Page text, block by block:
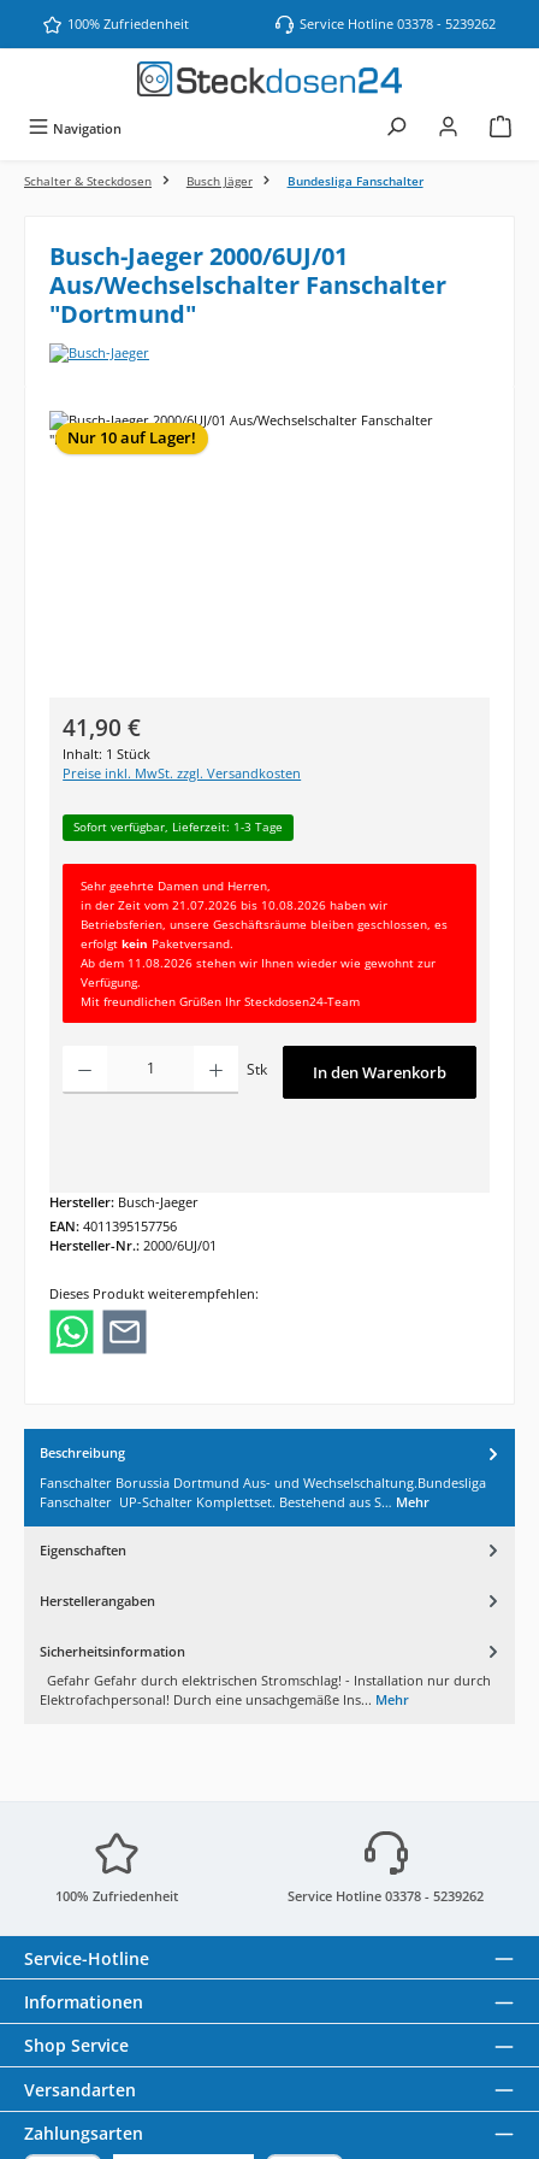
Zum Hauptinhalt springen
100% Zufriedenheit Service Hotline 03378 - 5239262
Navigation
Schalter & Steckdosen Busch Jäger Bundesliga Fanschalter
Busch-Jaeger 2000/6UJ/01
Aus/Wechselschalter Fanschalter
"Dortmund"
Bildergalerie überspringen
Nur 10 auf Lager!
Regulärer Preis:
41,90 €
Inhalt: 1 Stück
Preise inkl. MwSt. zzgl. Versandkosten
Sofort verfügbar, Lieferzeit: 1-3 Tage
Sehr geehrte Damen und Herren,
in der Zeit vom 21.07.2026 bis 10.08.2026 haben wir
Betriebsferien, unsere Geschäftsräume bleiben geschlossen, es
erfolgtkein Paketversand.
Ab dem 11.08.2026 stehen wir Ihnen wieder wie gewohnt zur
Verfügung.
Mit freundlichen Grüßen Ihr Steckdosen24-Team
Produkt Anzahl: Gib den gewünschten Wert ein oder benutze die
Stk In den Warenkorb
Hersteller: Busch-Jaeger
EAN: 4011395157756
Hersteller-Nr.: 2000/6UJ/01
Dieses Produkt weiterempfehlen:
Beschreibung
Fanschalter Borussia Dortmund Aus- und Wechselschaltung.Bundesliga
Fanschalter UP-Schalter Komplettset. Bestehend aus S… Mehr
Eigenschaften
Herstellerangaben
Sicherheitsinformation
Gefahr Gefahr durch elektrischen Stromschlag! - Installation nur durch
Elektrofachpersonal! Durch eine unsachgemäße Ins... Mehr
100% Zufriedenheit Service Hotline 03378 - 5239262
Service-Hotline
Informationen
Shop Service
Versandarten
Zahlungsarten